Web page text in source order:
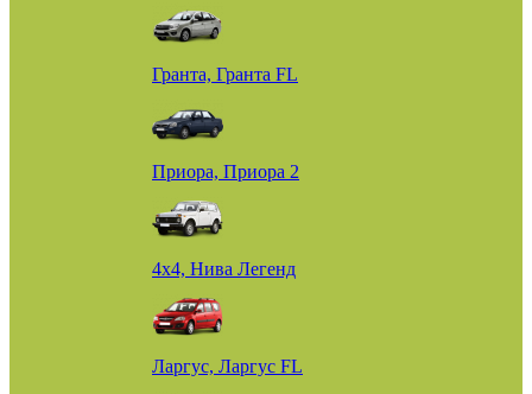
Гранта, Гранта FL
Приора, Приора 2
4х4, Нива Легенд
Ларгус, Ларгус FL